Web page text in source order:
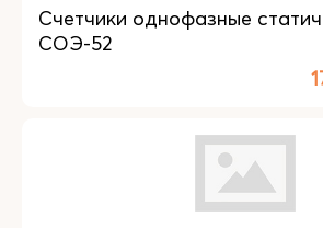
Счетчики однофазные
СОЭ-52